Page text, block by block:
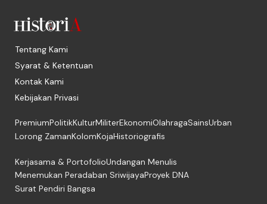
Tentang Kami
Syarat & Ketentuan
Kontak Kami
Kebijakan Privasi
PremiumPolitikKulturMiliterEkonomiOlahragaSainsUrban
Lorong ZamanKolomKojaHistoriografis
Kerjasama & PortofolioUndangan Menulis
Menemukan Peradaban SriwijayaProyek DNA
Surat Pendiri Bangsa